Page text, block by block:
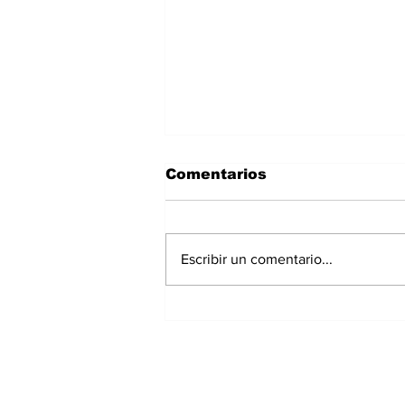
Comentarios
Escribir un comentario...